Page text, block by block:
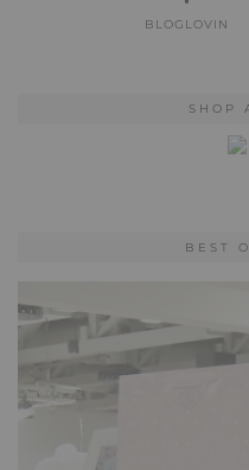
BLOGLOVIN
SHOP
BEST